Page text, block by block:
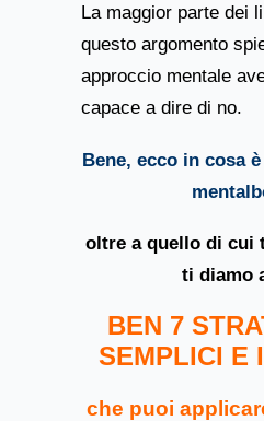
La maggior parte dei
questo argomento
approccio mentale
capace a dire di no.
Bene, ecco in cosa
oltre a quello di cui
ti diamo
BEN 7
SEMPLICI E
che puoi